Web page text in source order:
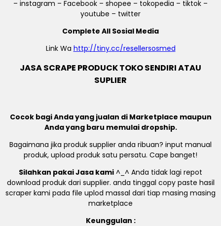
– instagram – Facebook – shopee – tokopedia – tiktok –
youtube – twitter
Complete All Sosial Media
Link Wa http://tiny.cc/resellersosmed
JASA SCRAPE PRODUCK TOKO SENDIRI ATAU
SUPLIER
Cocok bagi Anda yang jualan di Marketplace maupun
Anda yang baru memulai dropship.
Bagaimana jika produk supplier anda ribuan? input manual
produk, upload produk satu persatu. Cape banget!
Silahkan pakai Jasa kami ^_^ Anda tidak lagi repot
download produk dari supplier. anda tinggal copy paste hasil
scraper kami pada file uplod massal dari tiap masing masing
marketplace
Keunggulan :